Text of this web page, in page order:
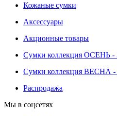
Кожаные сумки
Аксессуары
Акционные товары
Сумки коллекция ОСЕНЬ
Сумки коллекция ВЕСНА
Распродажа
Мы в соцсетях